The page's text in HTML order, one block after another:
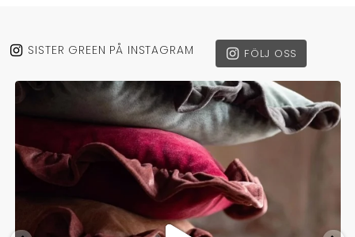
SISTER GREEN PÅ INSTAGRAM FÖLJ OSS